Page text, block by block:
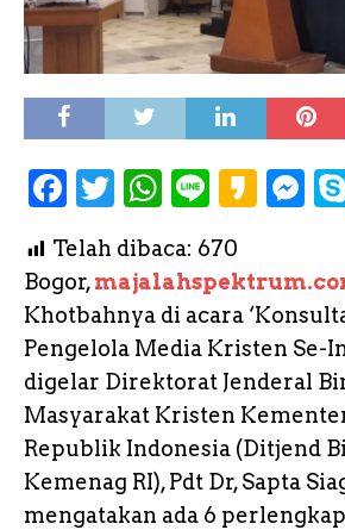
F
c
e
b
o
o
k
T
it
te
r
W
a
ts
A
p
p
L
n
e
K
a
o
s
e
n
g
e
r
Telah dibaca: 670
Bogor,
Khotbahnya di acara
Pengelola Media Kristen Se-
digelar Direktorat Jenderal
Masyarakat Kristen
Republik Indonesia (Ditjend
Kemenag RI), Pdt Dr, Sapta
mengatakan ada 6